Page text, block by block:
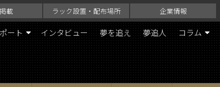
載 ラック設置・配布場所 企業情報
ート インタビュー 夢を追え 夢追人 コラム